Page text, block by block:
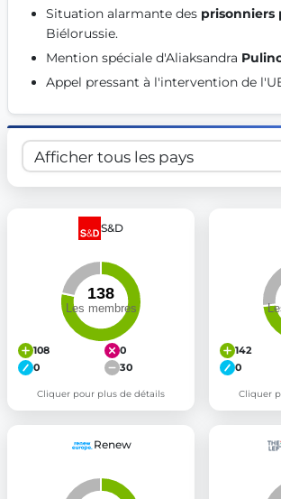
Get Involved
Become a member:Join us to
Contribute your skills in
Support democracy:Help us
Situation alarmante des prisonniers
Biélorussie.
Mention spéciale d'Aliaksandra
Appel pressant à l'intervention de
S&D
108
0
0
30
Cliquer pour plus de détails
142
0
Cliquer
Renew